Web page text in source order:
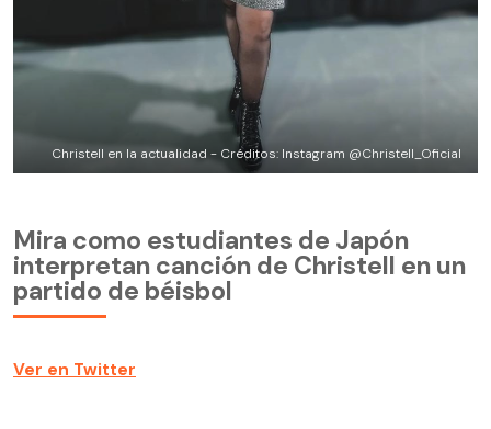
Christell en la actualidad - Créditos: Instagram @Christell_Oficial
Mira como estudiantes de Japón
interpretan canción de Christell en un
partido de béisbol
Ver en Twitter